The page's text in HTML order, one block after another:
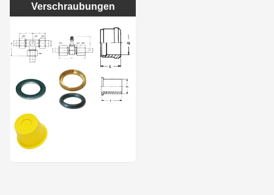
Verschraubungen